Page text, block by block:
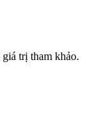
trị tham khảo.